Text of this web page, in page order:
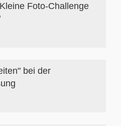
Foto-Challenge
bei der